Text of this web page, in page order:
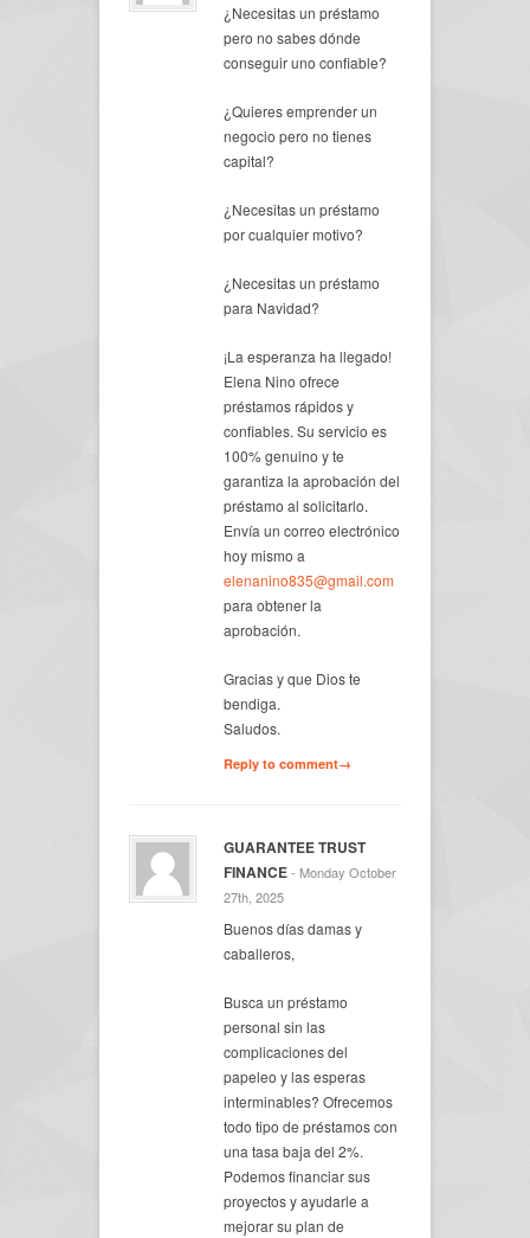
¿Necesitas un préstamo
pero no sabes dónde
conseguir uno confiable?
¿Quieres emprender un
negocio pero no tienes
capital?
¿Necesitas un préstamo
por cualquier motivo?
¿Necesitas un préstamo
para Navidad?
¡La esperanza ha llegado!
Elena Nino ofrece
préstamos rápidos y
confiables. Su servicio es
100% genuino y te
garantiza la aprobación del
préstamo al solicitarlo.
Envía un correo electrónico
hoy mismo a
elenanino835@gmail.com
para obtener la
aprobación.
Gracias y que Dios te
bendiga.
Saludos.
Reply to comment→
GUARANTEE TRUST
FINANCE- Monday October
27th, 2025
Buenos días damas y
caballeros,
Busca un préstamo
personal sin las
complicaciones del
papeleo y las esperas
interminables? Ofrecemos
todo tipo de préstamos con
una tasa baja del 2%.
Podemos financiar sus
proyectos y ayudarle a
mejorar su plan de